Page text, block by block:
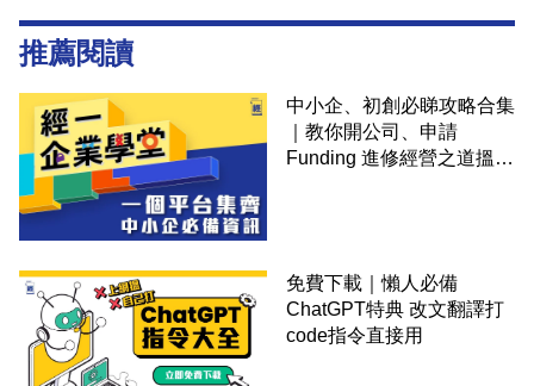
推薦閱讀
中小企、初創必睇攻略合集
｜教你開公司、申請
Funding 進修經營之道搵大
免費下載｜懶人必備
ChatGPT特典 改文翻譯打
code指令直接用